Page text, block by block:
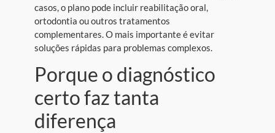
casos, o plano pode incluir reabilitação oral,
ortodontia ou outros tratamentos
complementares. O mais importante é evitar
soluções rápidas para problemas complexos.
Porque o diagnóstico
certo faz tanta
diferença